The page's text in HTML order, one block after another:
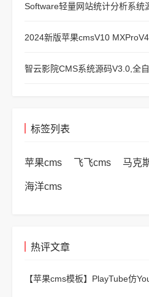
Software轻量网站统计分析系统
2024新版苹果cmsV10
智云影院CMS系统源码V3.0,全
标签列表
苹果cms 飞飞cms 马克
海洋cms
热评文章
【苹果cms模板】 PlayTube仿